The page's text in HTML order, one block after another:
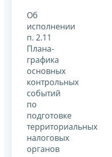
Об
исполнении
п. 2.11
Плана-
графика
основных
контрольных
событий
по
подготовке
территориальных
налоговых
органов